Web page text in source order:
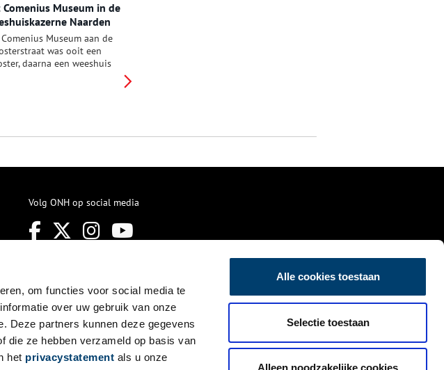
om functies voor social media te
over uw gebruik van onze
Deze partners kunnen deze gegevens
die ze hebben verzameld op basis van
het privacystatement als u onze
Alle cookies toestaan
Selectie toestaan
Alleen noodzakelijke cookies
Comenius Museum in de
Naarden
Museum aan de
was ooit een
daarna een weeshuis
weeshuis aanwezen als
Volg ONH op social media